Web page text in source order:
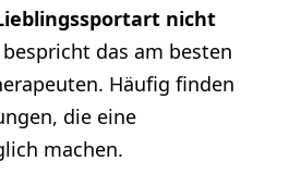
nicht
das am besten
Häufig finden
die eine
machen.